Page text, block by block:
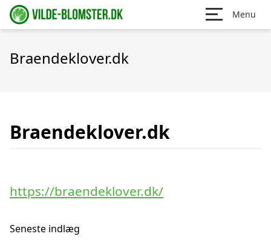
Menu
Braendeklover.dk
Braendeklover.dk
https://braendeklover.dk/
Seneste indlæg